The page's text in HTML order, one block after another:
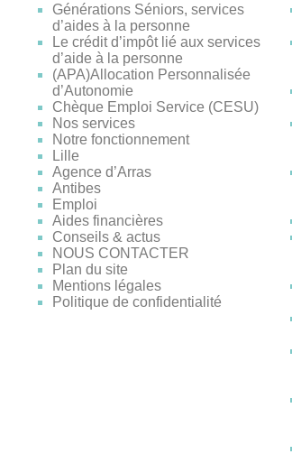
Générations Séniors, services
d’aides à la personne
Le crédit d’impôt lié aux services
d’aide à la personne
(APA)Allocation Personnalisée
d’Autonomie
Chèque Emploi Service (CESU)
Nos services
Notre fonctionnement
Lille
Agence d’Arras
Antibes
Emploi
Aides financières
Conseils & actus
NOUS CONTACTER
Plan du site
Mentions légales
Politique de confidentialité